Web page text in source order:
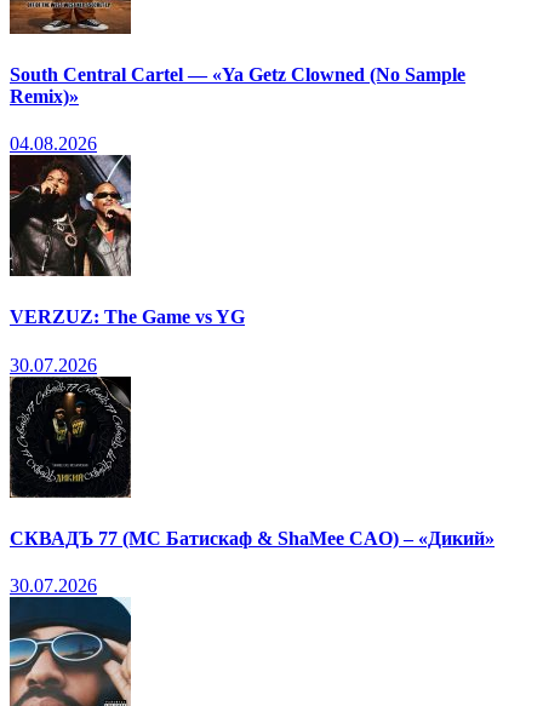
South Central Cartel — «Ya Getz Clowned (No Sample
Remix)»
04.08.2026
VERZUZ: The Game vs YG
30.07.2026
СКВАДЪ 77 (МС Батискаф & ShaMee CAO) – «Дикий»
30.07.2026